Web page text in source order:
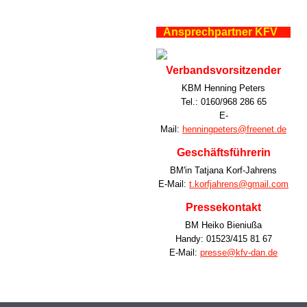
Ansprechpartner KFV
Verbandsvorsitzender
KBM Henning Peters
Tel.: 0160/968 286 65
E-
Mail: henningpeters@freenet.de
Geschäftsführerin
BM'in Tatjana Korf-Jahrens
E-Mail: t.korfjahrens@gmail.com
Pressekontakt
BM Heiko Bieniußa
Handy: 01523/415 81 67
E-Mail: presse@kfv-dan.de